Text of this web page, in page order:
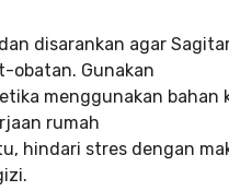
disarankan agar
obatan. Gunakan
menggunakan bahan
rumah
hindari stres dengan